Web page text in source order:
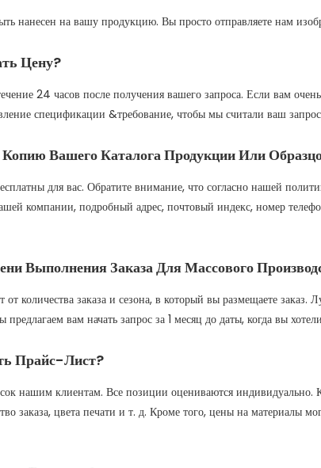
нанесен на вашу продукцию. Вы просто отправляете нам
Цену?
24 часов после получения вашего запроса. Если вам
спецификации &требование, чтобы мы считали ваш
Вашего Каталога Продукции Или
для вас. Обратите внимание, что согласно нашей
компании, подробный адрес, почтовый индекс, номер
Выполнения Заказа Для Массового
от количества заказа и сезона, в который вы размещаете
вам начать запрос за 1 месяц до даты, когда вы
Прайс-Лист?
нашим клиентам. Все позиции оцениваются индивидуально.
заказа, цвета печати и т. д. Кроме того, цены на